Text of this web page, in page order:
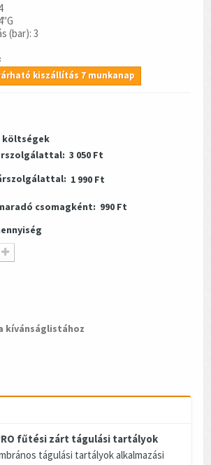
(bar): 3
kiszállítás 7 munkanap
költségek
3 050 Ft
1 990 Ft
csomagként: 990 Ft
kívánságlistához
fűtési zárt tágulási tartályok
tágulási tartályok alkalmazási